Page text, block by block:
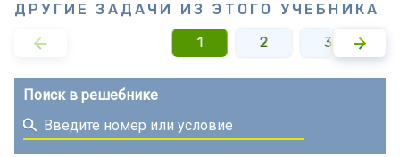
ДРУГИЕ ЗАДАЧИ ИЗ ЭТОГО УЧЕБНИКА
1
2 3
Поиск в решебнике